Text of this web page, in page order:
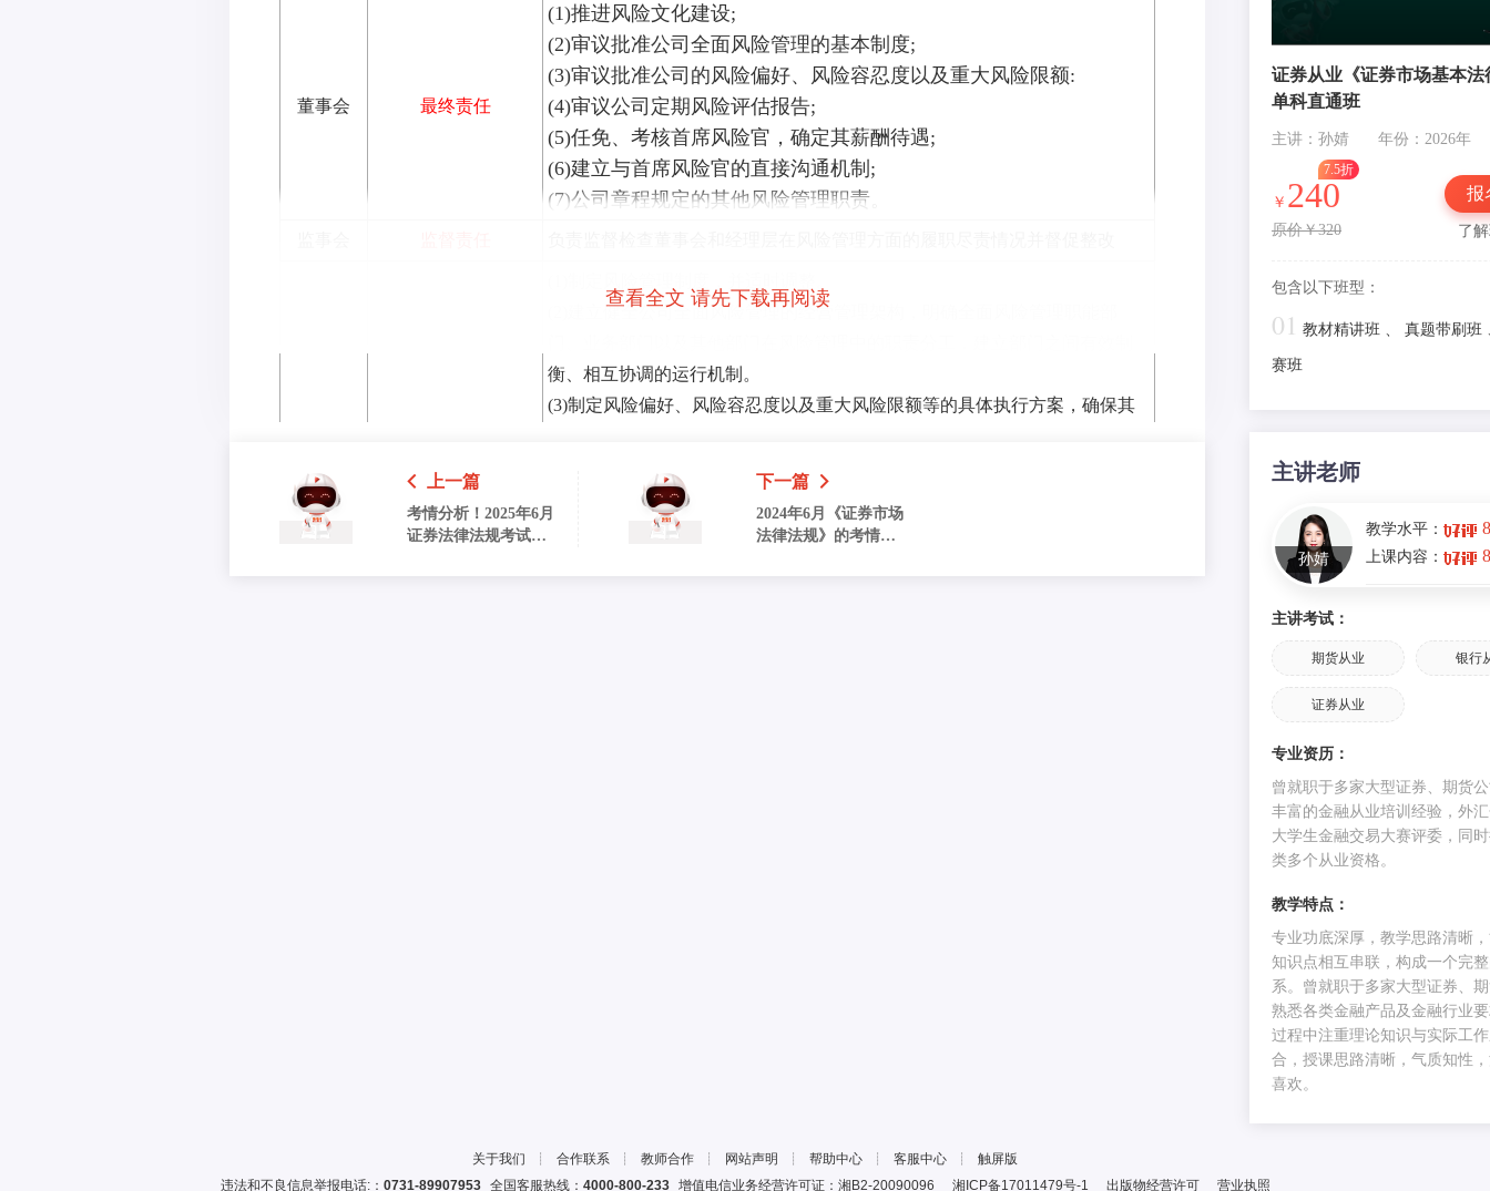
董事会 最终责任
(1)推进风险文化建设;
(2)审议批准公司全面风险管理的基本制度;
(3)审议批准公司的风险偏好、风险容忍度以及重大风险限额:
(4)审议公司定期风险评估报告;
(5)任免、考核首席风险官，确定其薪酬待遇;
(6)建立与首席风险官的直接沟通机制;
(7)公司章程规定的其他风险管理职责。
(2)建立健全公司全面风险管理的经营管理架构，明确全面风险管理职能部
衡、相互协调的运行机制。
(3)制定风险偏好、风险容忍度以及重大风险限额等的具体执行方案，确保其
问题并向董事会报告。
(5)建立涵盖风险管理有效性的全员绩效考核体系。
查看全文 请先下载再阅读
上一篇
考情分析！2025年6月
证券法律法规考试难
下一篇
2024年6月《证券市场
法律法规》的考情分
近3年考察5次！证券法律
2026年证券从业《证券市场
法规》真题集勘误
2025版证券从业《证券市
考情分析！2025年6月证券
霸笔记： 证券公司全面风
情分析
有限公司的设立方式与程序
2024年证券法律法规学霸笔
责任公司组织机构及职能
2024年证券法律法规学霸笔
的种类、设立方式
2024年证券法律法规学霸笔
市场法律法规体系
证券法律法规学霸笔记：公
证券法律法规学霸笔记：证
法律法规体系
三大重点内容
证券法律法规学霸笔记：普
有限合伙企业
2023年6月证券从业《证券
律法规》考情分析
三分钟带您了解证券法律法
证券从业《证券市场基本法
单科直通班
主讲：孙婧 年份：2026年
￥ 240
7.5折
原价￥320
报
了
包含以下班型：
01 教材精讲班 、 真题带刷班
赛班
主讲老师
孙婧
教学水平：
上课内容：
主讲考试：
期货从业 银行
证券从业
专业资历：
曾就职于多家大型证券、期货
丰富的金融从业培训经验，外
大学生金融交易大赛评委，同
类多个从业资格。
教学特点：
专业功底深厚，教学思路清晰
知识点相互串联，构成一个完
系。曾就职于多家大型证券、
熟悉各类金融产品及金融行业
过程中注重理论知识与实际工
合，授课思路清晰，气质知性
喜欢。
关于我们 ┊ 合作联系 ┊ 教师合作 ┊ 网站声明 ┊ 帮助中心 ┊ 客服中心 ┊ 触屏版
违法和不良信息举报电话:： 0731-89907953全国客服热线： 4000-800-233增值电信业务经营许可证：湘B2-20090096 湘ICP备17011479号-1 出版物经营许可 营业执照